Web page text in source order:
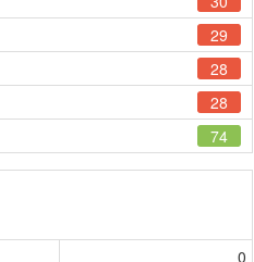
29
28
28
74
0